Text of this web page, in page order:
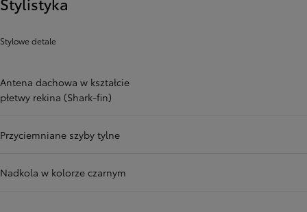
Stylowe detale
Antena dachowa w kształcie
płetwy rekina (Shark-fin)
Przyciemniane szyby tylne
Nadkola w kolorze czarnym